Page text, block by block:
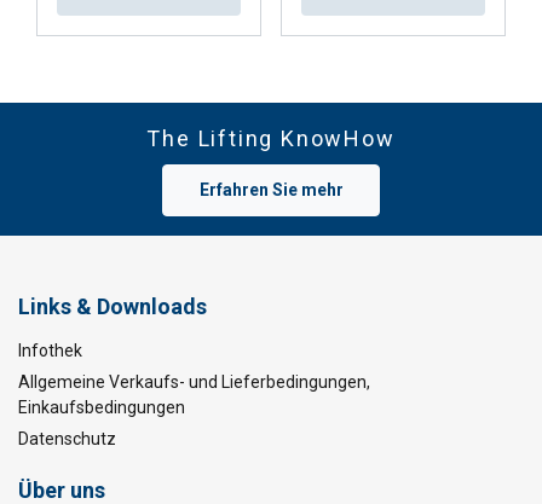
The Lifting KnowHow
Erfahren Sie mehr
Links & Downloads
Infothek
Allgemeine Verkaufs- und Lieferbedingungen,
Einkaufsbedingungen
Datenschutz
Über uns